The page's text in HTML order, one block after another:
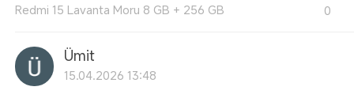
Redmi 15 Lavanta Moru 8 GB + 256 GB 0
Ümit
15.04.2026 13:48